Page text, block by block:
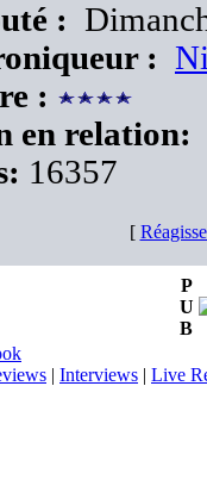
:
:
:
en relation:
16357
[
P
U
B
| Interviews | Live